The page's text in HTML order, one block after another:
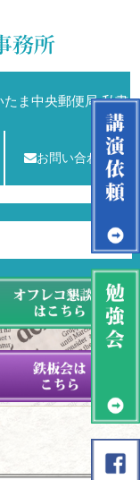
ま中央郵便局 私書
お問い合わせ